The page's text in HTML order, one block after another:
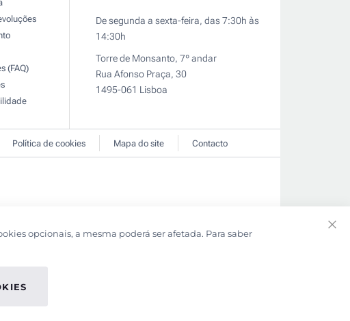
(FAQ)
De segunda a sexta-feira, das 7:30h às
14:30h
Torre de Monsanto, 7º andar
Rua Afonso Praça, 30
1495-061 Lisboa
Política de cookies Mapa do site Contacto
opcionais, a mesma poderá ser afetada. Para saber